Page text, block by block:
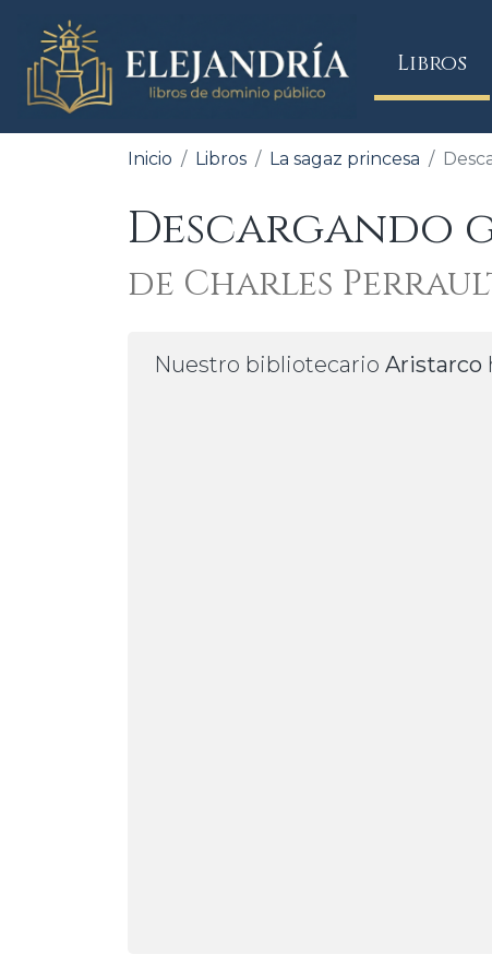
Libros
Inicio Libros La sagaz princesa
Descargando
de Charles
Nuestro bibliotecario Aristarco